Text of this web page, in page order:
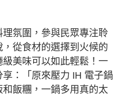
氛圍，參與民眾專注聆
從食材的選擇到火候的
美味可以如此輕鬆！一
：「原來壓力 IH 電子鍋
飯糰，一鍋多用真的太